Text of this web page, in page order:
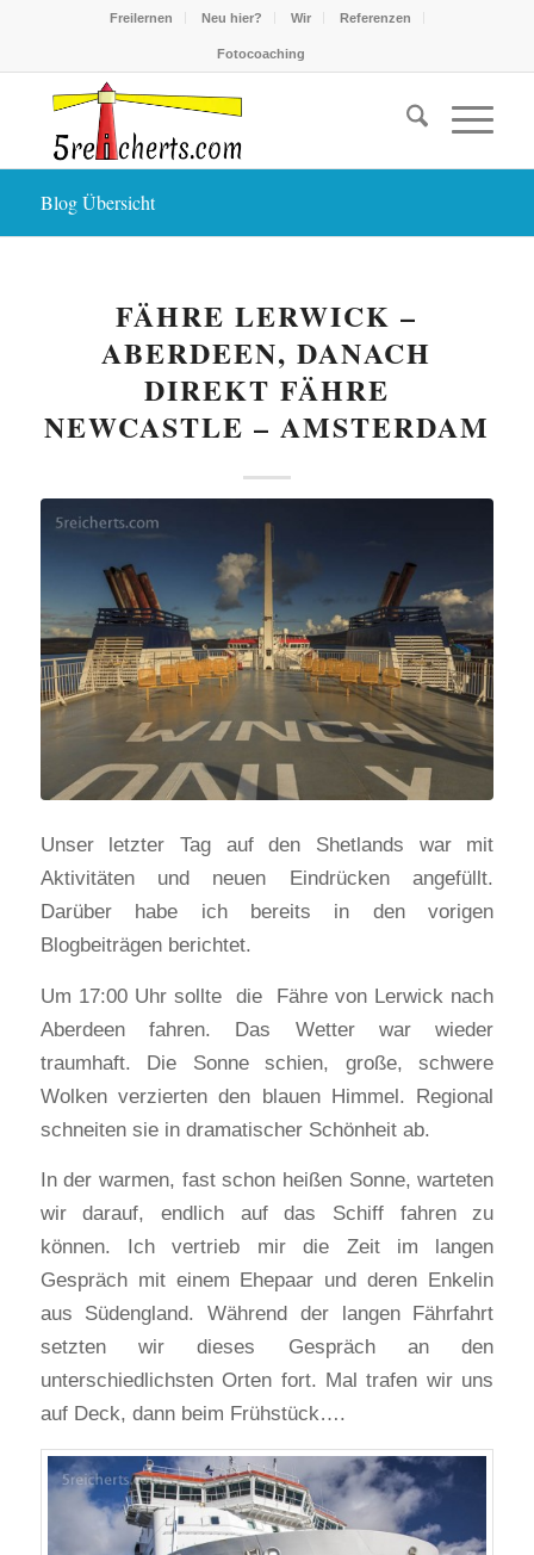
Freilernen Neu hier? Wir Referenzen
Fotocoaching
Blog Übersicht
FÄHRE LERWICK –
ABERDEEN, DANACH
DIREKT FÄHRE
NEWCASTLE – AMSTERDAM
Unser letzter Tag auf den Shetlands war mit
Aktivitäten und neuen Eindrücken angefüllt.
Darüber habe ich bereits in den vorigen
Blogbeiträgen berichtet.
Um 17:00 Uhr sollte die Fähre von Lerwick nach
Aberdeen fahren. Das Wetter war wieder
traumhaft. Die Sonne schien, große, schwere
Wolken verzierten den blauen Himmel. Regional
schneiten sie in dramatischer Schönheit ab.
In der warmen, fast schon heißen Sonne, warteten
wir darauf, endlich auf das Schiff fahren zu
können. Ich vertrieb mir die Zeit im langen
Gespräch mit einem Ehepaar und deren Enkelin
aus Südengland. Während der langen Fährfahrt
setzten wir dieses Gespräch an den
unterschiedlichsten Orten fort. Mal trafen wir uns
auf Deck, dann beim Frühstück….